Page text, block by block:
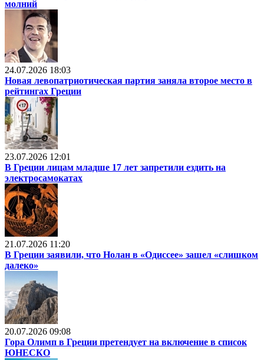
молний
24.07.2026 18:03
Новая левопатриотическая партия заняла второе место в
рейтингах Греции
23.07.2026 12:01
В Греции лицам младше 17 лет запретили ездить на
электросамокатах
21.07.2026 11:20
В Греции заявили, что Нолан в «Одиссее» зашел «слишком
далеко»
20.07.2026 09:08
Гора Олимп в Греции претендует на включение в список
ЮНЕСКО